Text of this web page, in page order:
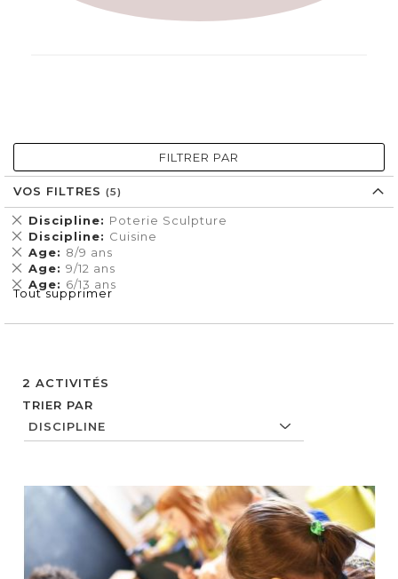
2 ACTIVITÉS
TRIER PAR
FILTRER PAR
VOS FILTRES
Discipline Poterie Sculpture
Supprimer
cet
Élément
Discipline Cuisine
Supprimer
cet
Élément
Age 8/9 ans
Supprimer
cet
Élément
Age 9/12 ans
Supprimer
cet
Élément
Age 6/13 ans
Supprimer
cet
Tout supprimer